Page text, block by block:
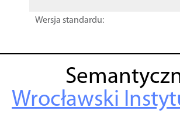
Wersja standardu:
Wrocławski